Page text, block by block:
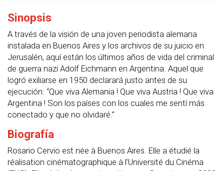
Sinopsis
A través de la visión de una joven periodista alemana
instalada en Buenos Aires y los archivos de su juicio en
Jerusalén, aquí están los últimos años de vida del criminal
de guerra nazi Adolf Eichmann en Argentina. Aquel que
logró exiliarse en 1950 declarará justo antes de su
ejecución: “Que viva Alemania ! Que viva Austria ! Que viva
Argentina ! Son los países con los cuales me sentí más
conectado y que no olvidaré.”
Biografía
Rosario Cervio est née à Buenos Aires. Elle a étudié la
réalisation cinématographique à l’Université du Cinéma